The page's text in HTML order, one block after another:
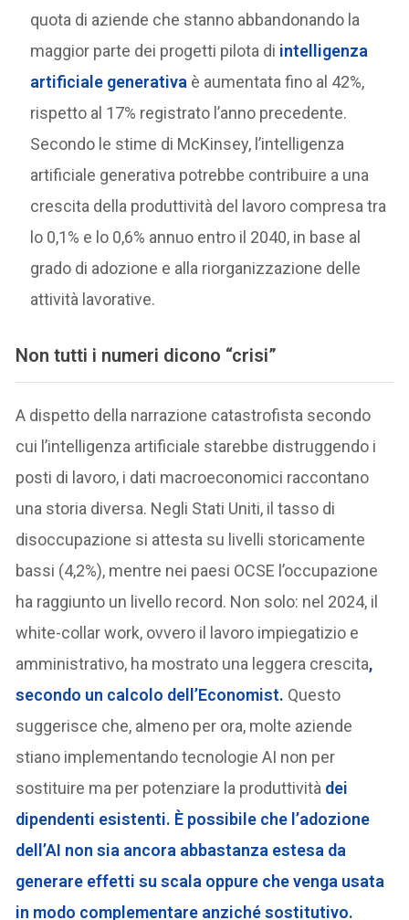
quota di aziende che stanno abbandonando la
maggior parte dei progetti pilota di intelligenza
artificiale generativa è aumentata fino al 42%,
rispetto al 17% registrato l’anno precedente.
Secondo le stime di McKinsey, l’intelligenza
artificiale generativa potrebbe contribuire a una
crescita della produttività del lavoro compresa tra
lo 0,1% e lo 0,6% annuo entro il 2040, in base al
grado di adozione e alla riorganizzazione delle
attività lavorative.
Non tutti i numeri dicono “crisi”
A dispetto della narrazione catastrofista secondo
cui l’intelligenza artificiale starebbe distruggendo i
posti di lavoro, i dati macroeconomici raccontano
una storia diversa. Negli Stati Uniti, il tasso di
disoccupazione si attesta su livelli storicamente
bassi (4,2%), mentre nei paesi OCSE l’occupazione
ha raggiunto un livello record. Non solo: nel 2024, il
white-collar work, ovvero il lavoro impiegatizio e
amministrativo, ha mostrato una leggera crescita,
secondo un calcolo dell’Economist. Questo
suggerisce che, almeno per ora, molte aziende
stiano implementando tecnologie AI non per
sostituire ma per potenziare la produttività dei
dipendenti esistenti. È possibile che l’adozione
dell’AI non sia ancora abbastanza estesa da
generare effetti su scala oppure che venga usata
in modo complementare anziché sostitutivo.